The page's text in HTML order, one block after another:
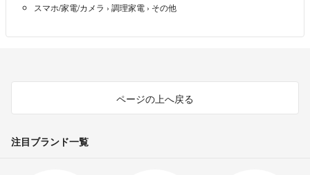
スマホ/家電/カメラ › 調理家電 › その他
ページの上へ戻る
注目ブランド一覧